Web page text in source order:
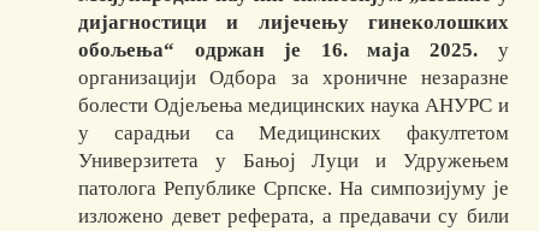
дијагностици и лијечењу гинеколошких
обољења“ одржан је 16. маја 2025. у
организацији Одбора за хроничне незаразне
болести Одјељења медицинских наука АНУРС и
у сарадњи са Медицинских факултетом
Универзитета у Бањој Луци и Удружењем
патолога Републике Српске. На симпозијуму је
изложено девет реферата, а предавачи су били